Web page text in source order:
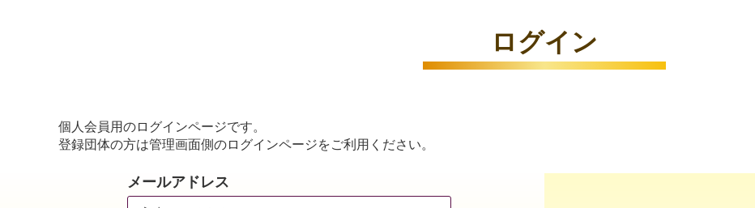
ログイン
個人会員用のログインページです。
登録団体の方は管理画面側のログインページをご利用ください。
メールアドレス